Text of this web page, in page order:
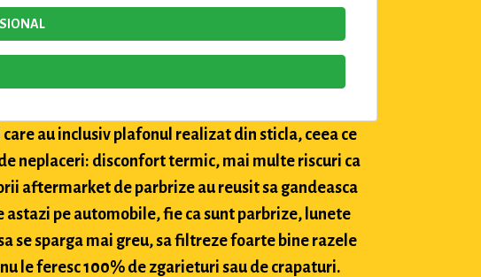
au inclusiv plafonul realizat din sticla, ceea ce
neplaceri: disconfort termic, mai multe riscuri ca
aftermarket de parbrize au reusit sa gandeasca
pe automobile, fie ca sunt parbrize, lunete
se sparga mai greu, sa filtreze foarte bine razele
le feresc 100% de zgarieturi sau de crapaturi.